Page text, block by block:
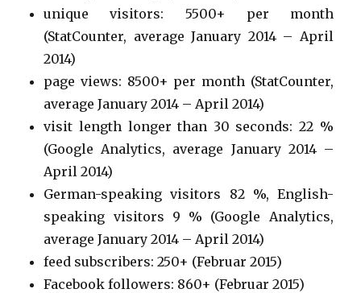
unique visitors: 5500+ per month
(StatCounter, average January 2014 – April
2014)
page views: 8500+ per month (StatCounter,
average January 2014 – April 2014)
visit length longer than 30 seconds: 22 %
(Google Analytics, average January 2014 –
April 2014)
German-speaking visitors 82 %, English-
speaking visitors 9 % (Google Analytics,
average January 2014 – April 2014)
feed subscribers: 250+ (Februar 2015)
Facebook followers: 860+ (Februar 2015)